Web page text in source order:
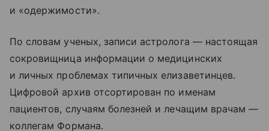
и «одержимости».
По словам ученых, записи астролога — настоящая
сокровищница информации о медицинских
и личных проблемах типичных елизаветинцев.
Цифровой архив отсортирован по именам
пациентов, случаям болезней и лечащим врачам —
коллегам Формана.